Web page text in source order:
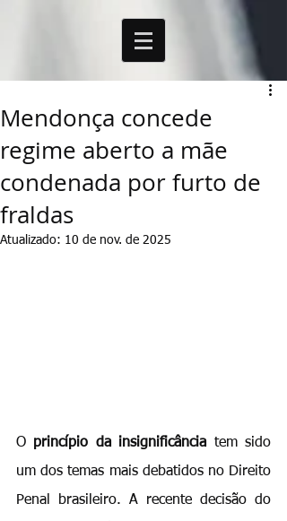
Mendonça concede
regime aberto a mãe
condenada por furto de
fraldas
Atualizado: 10 de nov. de 2025
O princípio da insignificância tem sido
um dos temas mais debatidos no Direito
Penal brasileiro. A recente decisão do